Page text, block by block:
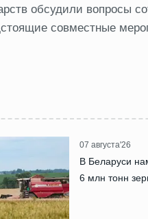
обсудили вопросы
совместные
07 августа'26
В Беларуси
6 млн тонн